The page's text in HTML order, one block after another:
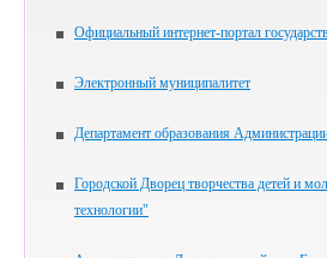
Официальный интернет-портал
Электронный муниципалитет
Департамент образования
Городской Дворец творчества детей и
технологии"